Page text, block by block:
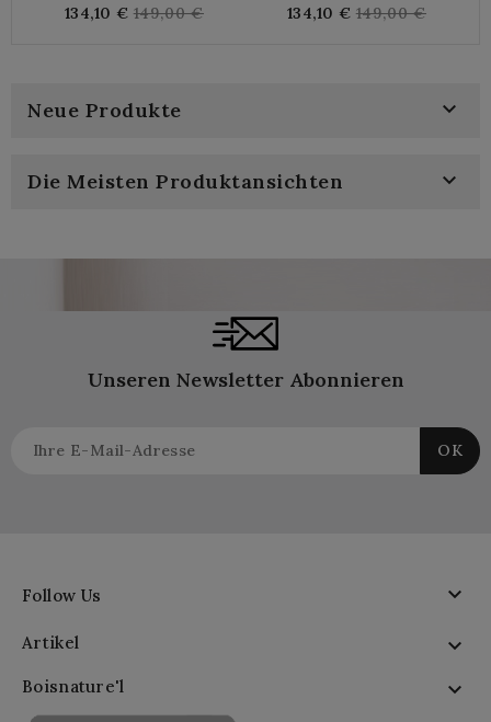
Puppe Spielzeug Kind
134,10 € Regular
149,00 €
Spielzeug Kinder
134,10 € Regular
149,00 €
Neue Produkte 
Die Meisten Produktansichten 
Unseren Newsletter Abonnieren
Follow Us 
Artikel 
Boisnature'l 